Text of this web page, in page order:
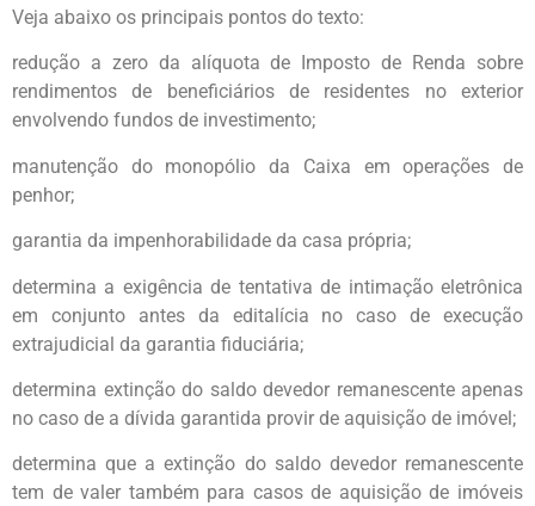
Veja abaixo os principais pontos do texto:
redução a zero da alíquota de Imposto de Renda sobre
rendimentos de beneficiários de residentes no exterior
envolvendo fundos de investimento;
manutenção do monopólio da Caixa em operações de
penhor;
garantia da impenhorabilidade da casa própria;
determina a exigência de tentativa de intimação eletrônica
em conjunto antes da editalícia no caso de execução
extrajudicial da garantia fiduciária;
determina extinção do saldo devedor remanescente apenas
no caso de a dívida garantida provir de aquisição de imóvel;
determina que a extinção do saldo devedor remanescente
tem de valer também para casos de aquisição de imóveis